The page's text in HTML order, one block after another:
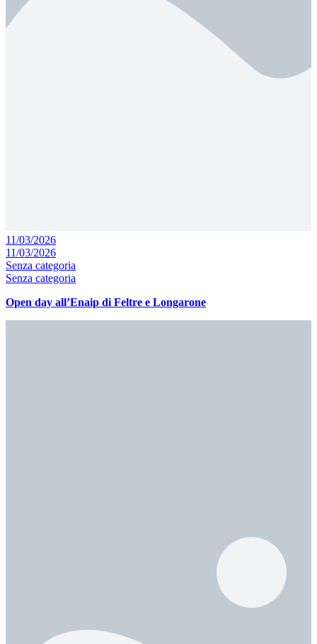
11/03/2026
11/03/2026
Senza categoria
Senza categoria
Open day all’Enaip di Feltre e Longarone